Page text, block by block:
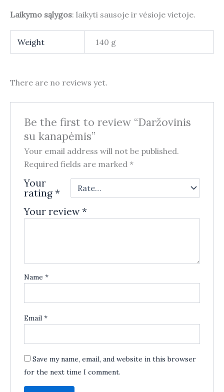
Laikymo sąlygos: laikyti sausoje ir vėsioje vietoje.
Weight 140 g
There are no reviews yet.
Be the first to review “Daržovinis
su kanapėmis”
Your email address will not be published.
Required fields are marked *
Your
rating *
Your review*
Name *
Email *
Save my name, email, and website in this browser
for the next time I comment.